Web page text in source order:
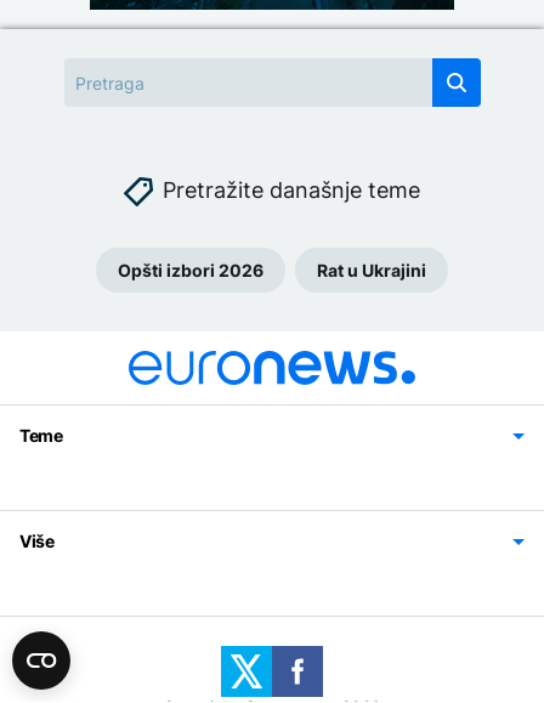
Pretražite današnje teme
Opšti izbori 2026 Rat u Ukrajini
Teme
Svijet
Sport
Magazin
Više
Politika privatnosti
Uslovi korišćenja